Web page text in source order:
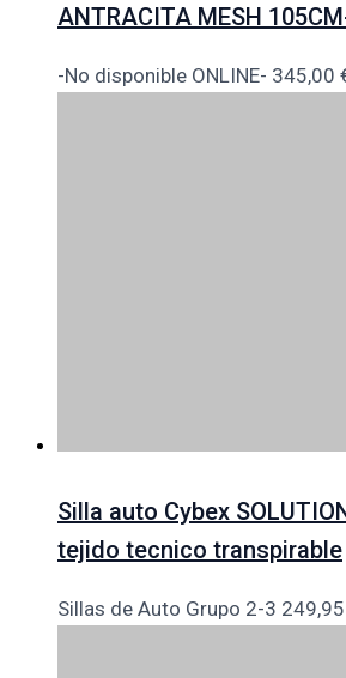
ANTRACITA MESH
-No disponible ONLINE- 345,00
Silla auto Cybex
tejido tecnico transpirable
Sillas de Auto Grupo 2-3 249,95